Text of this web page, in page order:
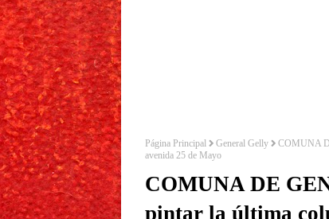
Página Principal General Gelly
COMUNA
avenida 25 de Mayo
COMUNA DE
pintar la última